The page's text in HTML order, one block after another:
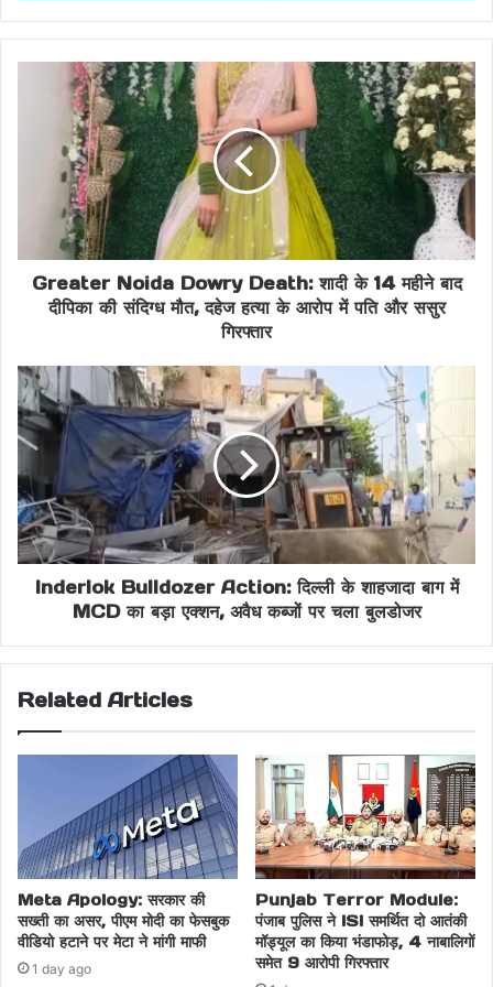
Share this:
Facebook X
Bahraich Accident News
Bahraich Breaking News
Bahraich Latest News Bus Car Collision
Car crash news India road accident
Nanpara Bahraich Road
Roadways Bus Accident
Traffic Accident India UP Hindi News
UP Road Accident Uttar Pradesh News
Greater Noida Dowry Death: शादी के 14 महीने बाद
दीपिका की संदिग्ध मौत, दहेज हत्या के आरोप में पति और ससुर
गिरफ्तार
Inderlok Bulldozer Action: दिल्ली के शाहजादा बाग में
MCD का बड़ा एक्शन, अवैध कब्जों पर चला बुलडोजर
Related Articles
Meta Apology: सरकार की
सख्ती का असर, पीएम मोदी का फेसबुक
वीडियो हटाने पर मेटा ने मांगी माफी
1 day ago
Punjab Terror Module:
पंजाब पुलिस ने ISI समर्थित दो आतंकी
मॉड्यूल का किया भंडाफोड़, 4 नाबालिगों
समेत 9 आरोपी गिरफ्तार